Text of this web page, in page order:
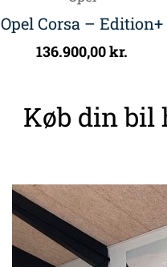
Opel Corsa – Edition+
136.900,00kr.
Køb din bil